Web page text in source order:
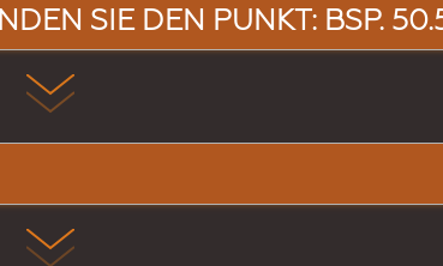
SIE DEN PUNKT: BSP.